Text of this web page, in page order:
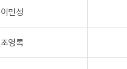
이민성
조영록